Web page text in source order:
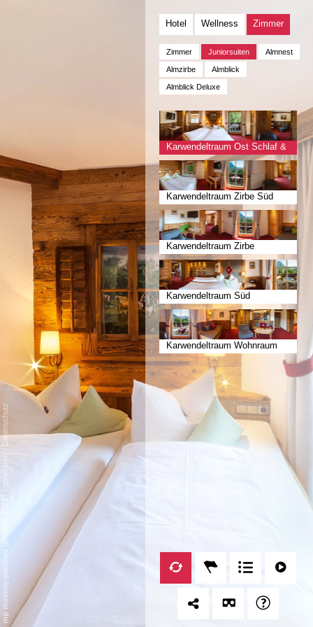
Hotel Wellness Zimmer
Zimmer Juniorsuiten Almnest
Almzirbe Almblick
Almblick Deluxe
Karwendeltraum Ost Schlaf &
Wohn haustierfrei
Karwendeltraum Zirbe Süd
Karwendeltraum Zirbe
Karwendeltraum Süd
haustierfrei
Karwendeltraum Wohnraum
mp moving-pictures gmbh © 2021
-
Datenschutz